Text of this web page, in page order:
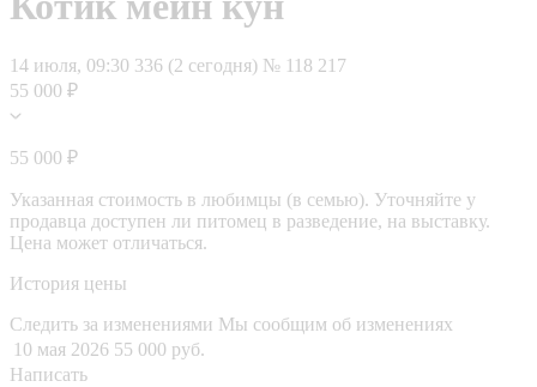
14 июля, 09:30 336 (2 сегодня) № 118 217
55 000 ₽
55 000 ₽
Указанная стоимость в любимцы (в семью). Уточняйте у
продавца доступен ли питомец в разведение, на выставку.
Цена может отличаться.
История цены
Следить за изменениями Мы сообщим об изменениях
10 мая 2026 55 000 руб.
Написать